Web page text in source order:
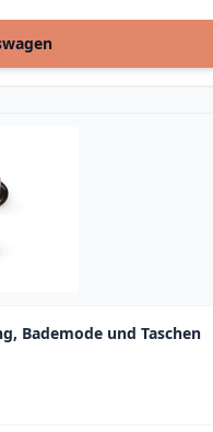
Bademode und Taschen